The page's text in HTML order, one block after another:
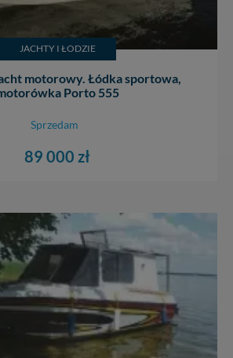
JACHTY I ŁODZIE
motorowy. Łódka sportowa,
Porto 555
Sprzedam
89 000 zł